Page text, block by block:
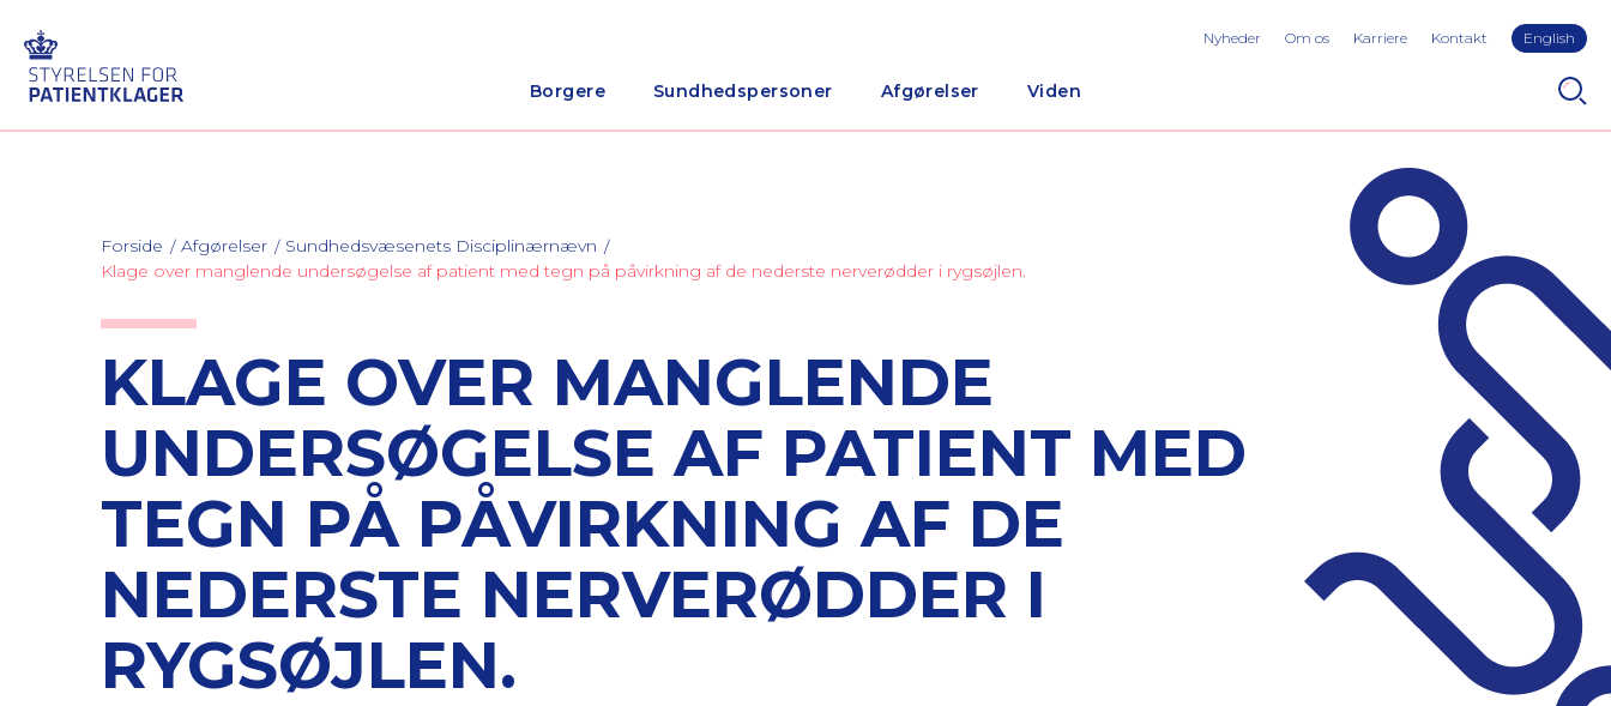
Borgere Sundhedspersoner Afgørelser Viden
Nyheder Om os Karriere Kontakt English
Forside Afgørelser
Sundhedsvæsenets Disciplinærnævn
Klage over manglende undersøgelse af patient med tegn på påvirkning af de nederste nerverødder i rygsøjlen.
KLAGE OVER MANGLENDE
UNDERSØGELSE AF PATIENT MED
TEGN PÅ PÅVIRKNING AF DE
NEDERSTE NERVERØDDER I
RYGSØJLEN.